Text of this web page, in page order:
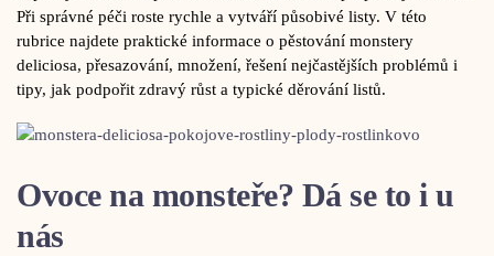
Při správné péči roste rychle a vytváří působivé listy. V této
rubrice najdete praktické informace o pěstování monstery
deliciosa, přesazování, množení, řešení nejčastějších problémů i
tipy, jak podpořit zdravý růst a typické děrování listů.
Ovoce na monsteře? Dá se to i u
nás